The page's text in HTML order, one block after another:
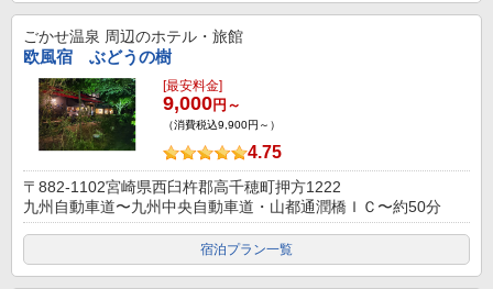
ごかせ温泉 周辺のホテル・旅館
欧風宿 ぶどうの樹
[最安料金]
9,000円～
（消費税込9,900円～）
4.75
〒882-1102宮崎県西臼杵郡高千穂町押方1222
九州自動車道〜九州中央自動車道・山都通潤橋ＩＣ〜約50分
宿泊プラン一覧